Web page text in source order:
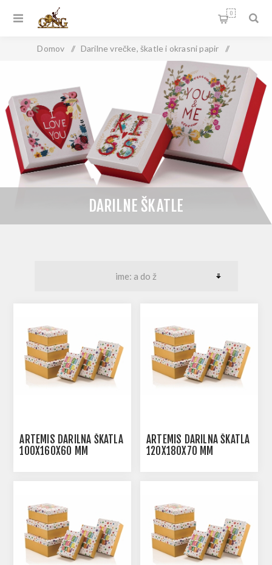
0
Domov / Darilne vrečke, škatle i okrasni papir /
DARILNE ŠKATLE
ARTEMIS DARILNA ŠKATLA
100X160X60 MM
ARTEMIS DARILNA ŠKATLA
120X180X70 MM